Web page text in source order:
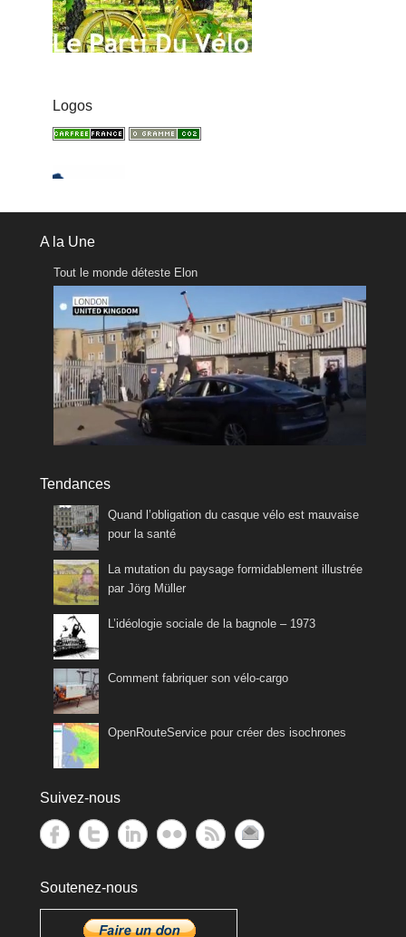
Logos
A la Une
Tout le monde déteste Elon
Tendances
Quand l’obligation du casque vélo est mauvaise
pour la santé
La mutation du paysage formidablement illustrée
par Jörg Müller
L’idéologie sociale de la bagnole – 1973
Comment fabriquer son vélo-cargo
OpenRouteService pour créer des isochrones
Suivez-nous
Soutenez-nous